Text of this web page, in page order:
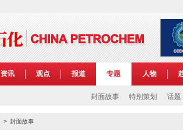
资讯 观点 报道 专题
封面故事 特别策划 话题
人物
> 封面故事